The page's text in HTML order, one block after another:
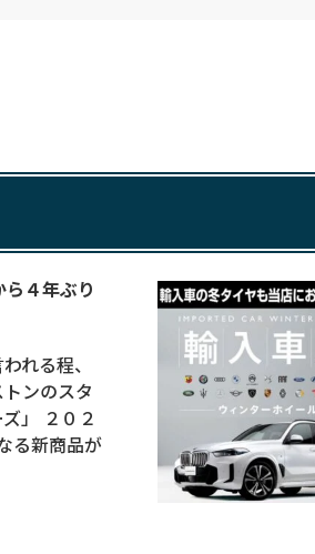
ら４年ぶり
れる程、
ンのスタ
」 ２０２
る新商品が